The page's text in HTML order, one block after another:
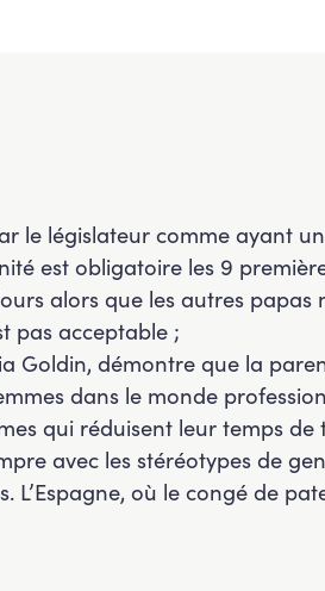
le législateur comme ayant
est obligatoire les 9
alors que les autres papas
pas acceptable ;
Goldin, démontre que la
dans le monde
qui réduisent leur temps de
avec les stéréotypes de
L’Espagne, où le congé de